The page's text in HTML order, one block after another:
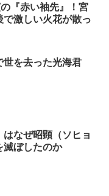
『赤い袖先』！宮
で激しい火花が散っ
世を去った光海君
なぜ昭顕（ソヒョ
滅ぼしたのか